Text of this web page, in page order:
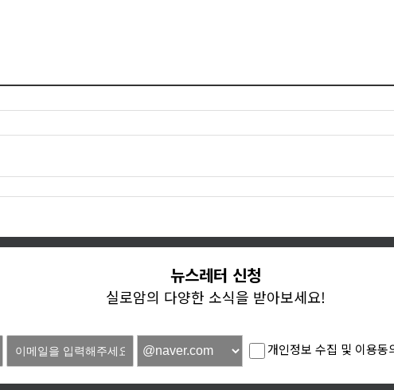
뉴스레터 신청
실로암의 다양한 소식을 받아보세요!
개인정보 수집 및 이용동